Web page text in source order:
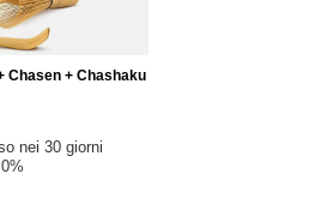
Chasen + Chashaku
nei 30 giorni
0%